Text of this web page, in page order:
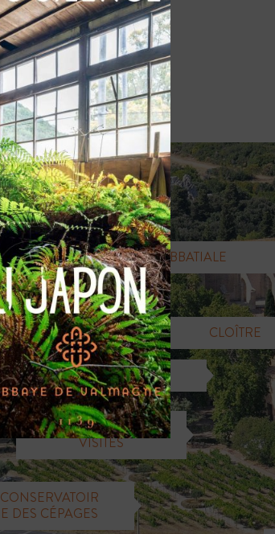
ENTRÉE ​DES
VISITES
ABBATIALE
CLOÎTRE
BOUTIQUE
CONSERVATOIR
E DES CÉPAGES